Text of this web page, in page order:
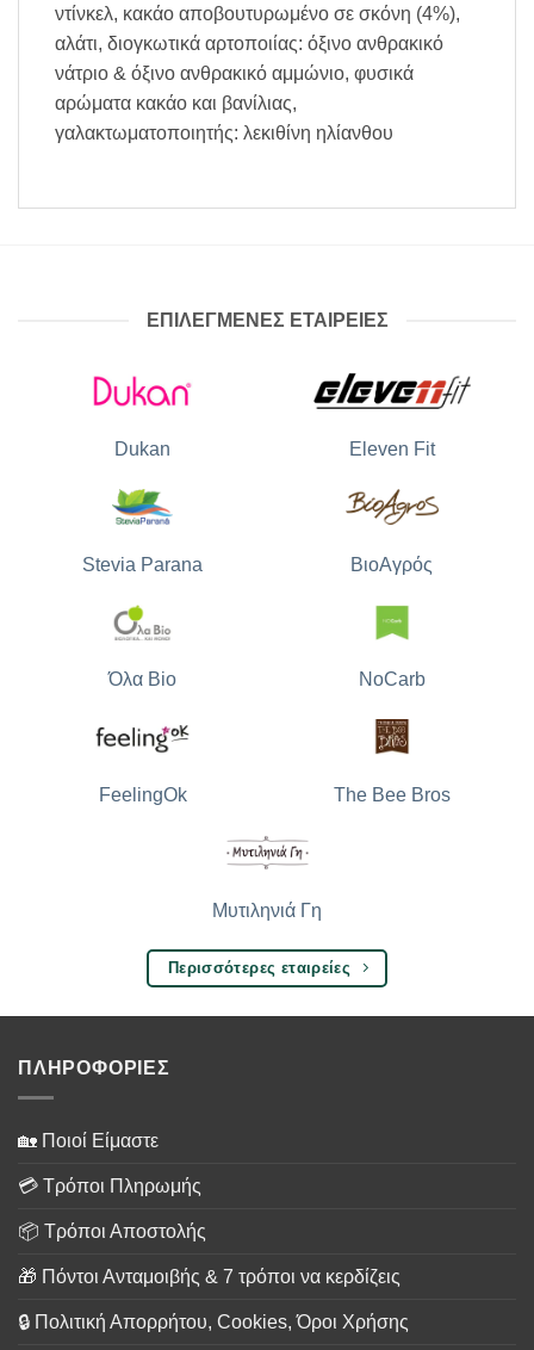
ντίνκελ, κακάο αποβουτυρωμένο σε σκόνη (4%),
αλάτι, διογκωτικά αρτοποιίας: όξινο ανθρακικό
νάτριο & όξινο ανθρακικό αμμώνιο, φυσικά
αρώματα κακάο και βανίλιας,
γαλακτωματοποιητής: λεκιθίνη ηλίανθου
ΕΠΙΛΕΓΜΕΝΕΣ ΕΤΑΙΡΕΙΕΣ
Dukan Eleven Fit
Stevia Parana ΒιοΑγρός
Όλα Bio NoCarb
FeelingOk The Bee Bros
Μυτιληνιά Γη
Περισσότερες εταιρείες
ΠΛΗΡΟΦΟΡΙΕΣ
🏡 Ποιοί Είμαστε
💳 Τρόποι Πληρωμής
📦 Τρόποι Αποστολής
🎁 Πόντοι Ανταμοιβής & 7 τρόποι να κερδίζεις
🔒 Πολιτική Απορρήτου, Cookies, Όροι Χρήσης